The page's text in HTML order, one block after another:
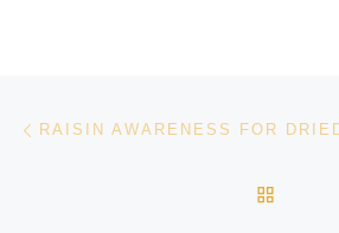
Bericht navigatie
RAISIN AWARENESS FOR